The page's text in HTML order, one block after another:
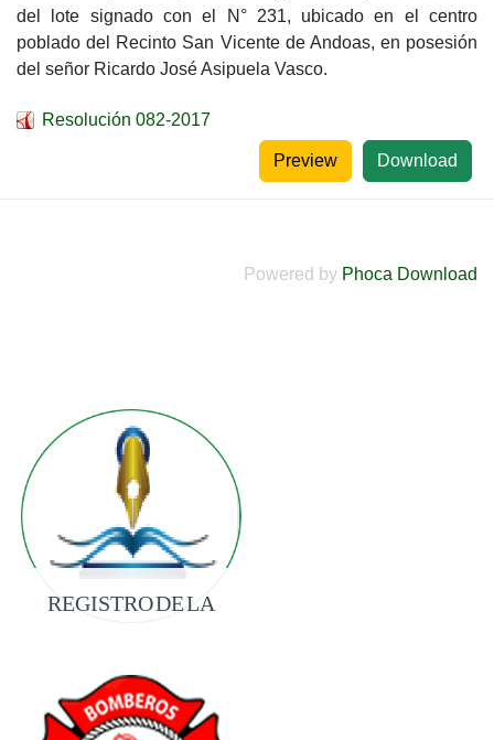
del lote signado con el N° 231, ubicado en el centro
poblado del Recinto San Vicente de Andoas, en posesión
del señor Ricardo José Asipuela Vasco.
Resolución 082-2017
Download
Preview
Powered by Phoca Download
REGISTRO DE LA